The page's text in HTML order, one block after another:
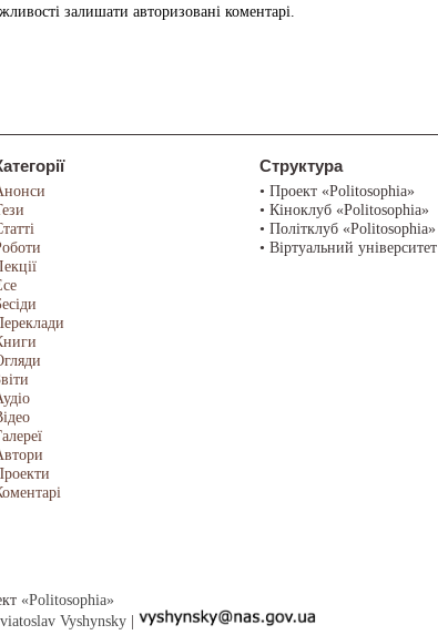
залишати авторизовані коментарі.
Структура
• Проект «Politosophia»
• Кіноклуб «Politosophia»
• Політклуб «Politosophia»
• Віртуальний університет
«Politosophia»
Vyshynsky